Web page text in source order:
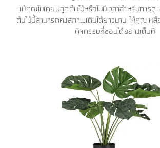
แม้คุณไม่เคยปลูกต้นไม้หรือไม่มีเวลาสำหรับการดูแ
ต้นไม้นี้สามารถคงสภาพเดิมได้ยาวนาน ให้คุณเหลื
กิจกรรมที่ชอบได้อย่างเต็มที่